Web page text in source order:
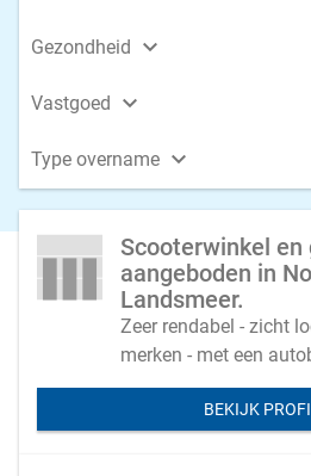
Gezondheid 
Vastgoed 
Type overname 
Scooterwinkel en
aangeboden in
Landsmeer.
Zeer rendabel - zicht
merken - met een
auto's per week)
BEKIJK